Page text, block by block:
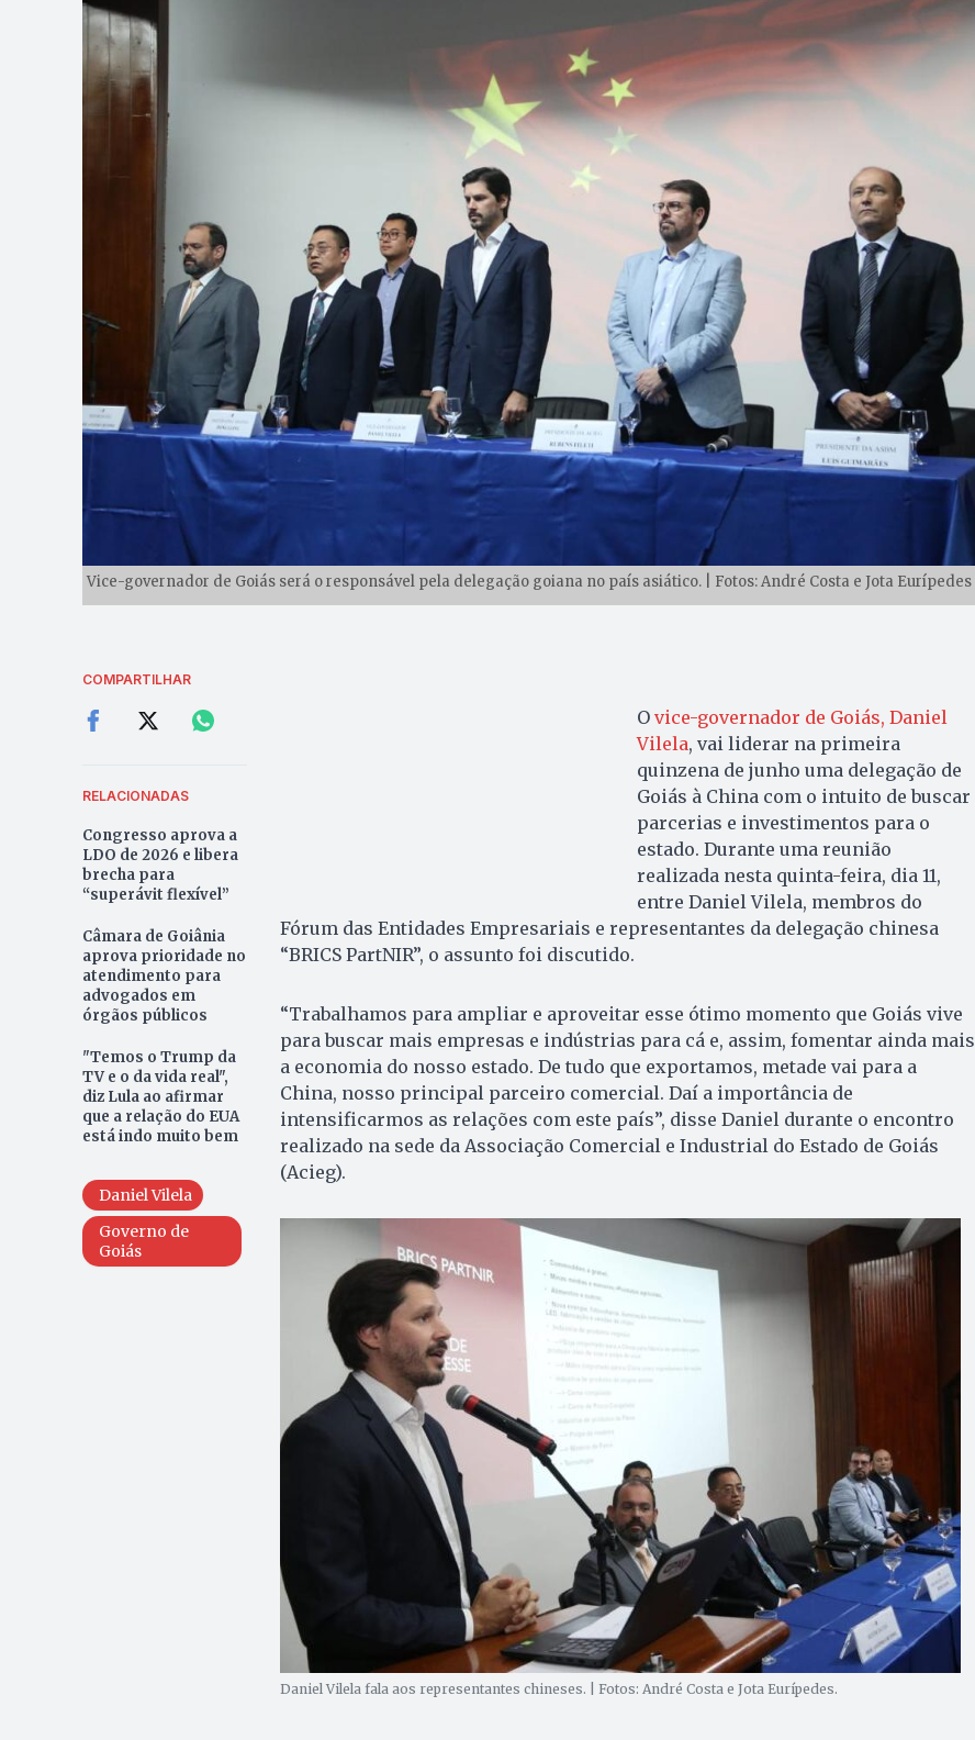
Vice-governador de Goiás será o responsável pela delegação goiana no país asiático. | Fotos: André Costa e Jota Eurípedes
COMPARTILHAR
RELACIONADAS
Congresso aprova a
LDO de 2026 e libera
brecha para
“superávit flexível”
Câmara de Goiânia
aprova prioridade no
atendimento para
advogados em
órgãos públicos
"Temos o Trump da
TV e o da vida real",
diz Lula ao afirmar
que a relação do EUA
está indo muito bem
Daniel Vilela
Governo de
Goiás
O vice-governador de Goiás, Daniel
Vilela, vai liderar na primeira
quinzena de junho uma delegação de
Goiás à China com o intuito de buscar
parcerias e investimentos para o
estado. Durante uma reunião
realizada nesta quinta-feira, dia 11,
entre Daniel Vilela, membros do
Fórum das Entidades Empresariais e representantes da delegação chinesa
“BRICS PartNIR”, o assunto foi discutido.
“Trabalhamos para ampliar e aproveitar esse ótimo momento que Goiás vive
para buscar mais empresas e indústrias para cá e, assim, fomentar ainda mais
a economia do nosso estado. De tudo que exportamos, metade vai para a
China, nosso principal parceiro comercial. Daí a importância de
intensificarmos as relações com este país”, disse Daniel durante o encontro
realizado na sede da Associação Comercial e Industrial do Estado de Goiás
(Acieg).
Daniel Vilela fala aos representantes chineses. | Fotos: André Costa e Jota Eurípedes.